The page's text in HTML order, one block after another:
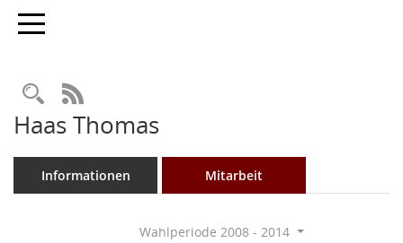
Toggle navigation
Rechercheauswahl
RSS-Feed
Haas Thomas
Informationen Mitarbeit
Wahlperiode 2008 - 2014